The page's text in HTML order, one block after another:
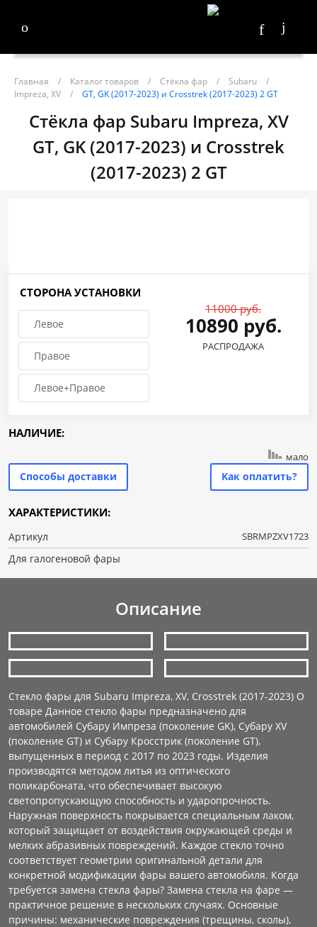
Главная / Каталог товаров / Стёкла фар / Subaru
/
Impreza, XV
/ GT, GK (2017-2023) и Crosstrek (2017-2023) 2 GT
Стёкла фар Subaru Impreza, XV
GT, GK (2017-2023) и Crosstrek
(2017-2023) 2 GT
СТОРОНА УСТАНОВКИ
Левое
Правое
Левое+Правое
11000 руб.
10890 руб.
РАСПРОДАЖА
НАЛИЧИЕ:
мало
Способы доставки Как оплатить?
ХАРАКТЕРИСТИКИ:
Артикул SBRMPZXV1723
Для галогеновой фары
Описание
Стекло фары для Subaru Impreza, XV, Crosstrek (2017-2023) О
товаре Данное стекло фары предназначено для
автомобилей Субару Импреза (поколение GK), Субару XV
(поколение GT) и Субару Кросстрик (поколение GT),
выпущенных в период с 2017 по 2023 годы. Изделия
производятся методом литья из оптического
поликарбоната, что обеспечивает высокую
светопропускающую способность и ударопрочность.
Наружная поверхность покрывается специальным лаком,
который защищает от воздействия окружающей среды и
мелких абразивных повреждений. Каждое стекло точно
соответствует геометрии оригинальной детали для
конкретной модификации фары вашего автомобиля. Когда
требуется замена стекла фары? Замена стекла на фаре —
практичное решение в нескольких случаях. Основные
причины: механические повреждения (трещины, сколы),